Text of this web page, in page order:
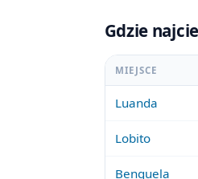
Gdzie
MIEJSCE
Luanda
Lobito
Benguela